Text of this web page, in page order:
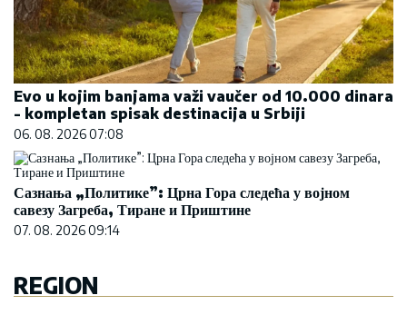
Evo u kojim banjama važi vaučer od 10.000 dinara
- kompletan spisak destinacija u Srbiji
06. 08. 2026 07:08
Сазнања „Политике”: Црна Гора следећа у војном
савезу Загреба, Тиране и Приштине
07. 08. 2026 09:14
REGION